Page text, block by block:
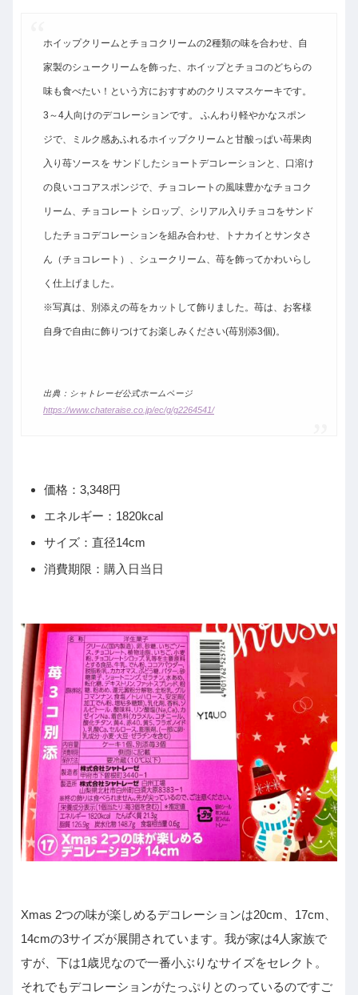
ホイップクリームとチョコクリームの2種類の味を合わせ、自
家製のシュークリームを飾った、ホイップとチョコのどちらの
味も食べたい！という方におすすめのクリスマスケーキです。
3～4人向けのデコレーションです。 ふんわり軽やかなスポン
ジで、ミルク感あふれるホイップクリームと甘酸っぱい苺果肉
入り苺ソースを サンドしたショートデコレーションと、口溶け
の良いココアスポンジで、チョコレートの風味豊かなチョコク
リーム、チョコレート シロップ、シリアル入りチョコをサンド
したチョコデコレーションを組み合わせ、トナカイとサンタさ
ん（チョコレート）、シュークリーム、苺を飾ってかわいらし
く仕上げました。
※写真は、別添えの苺をカットして飾りました。苺は、お客様
自身で自由に飾りつけてお楽しみください(苺別添3個)。
出典：シャトレーゼ公式ホームページ
https://www.chateraise.co.jp/ec/g/g2264541/
価格：3,348円
エネルギー：1820kcal
サイズ：直径14cm
消費期限：購入日当日
Xmas 2つの味が楽しめるデコレーションは20cm、17cm、
14cmの3サイズが展開されています。我が家は4人家族で
すが、下は1歳児なので一番小ぶりなサイズをセレクト。
それでもデコレーションがたっぷりとのっているのですご